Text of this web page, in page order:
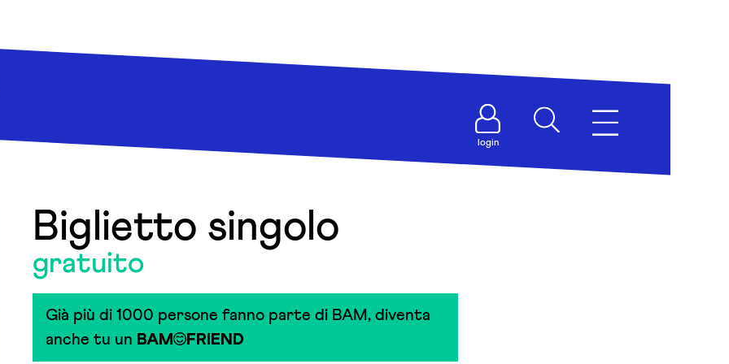
login
Biglietto singolo
gratuito
Già più di 1000 persone fanno parte di BAM, diventa
anche tu un BAM FRIEND